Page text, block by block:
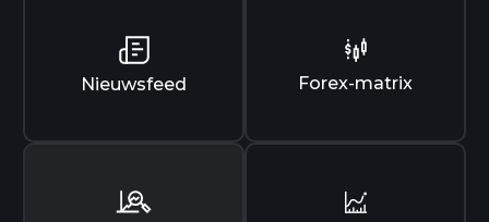
Nieuwsfeed Forex-matrix